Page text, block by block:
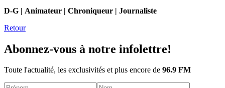
D-G | Animateur | Chroniqueur | Journaliste
Retour
Abonnez-vous à notre infolettre!
Toute l'actualité, les exclusivités et plus encore de 96.9 FM